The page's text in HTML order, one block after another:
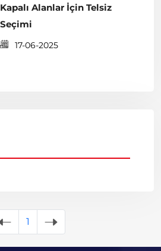
Kapalı Alanlar İçin Telsiz
Seçimi
17-06-2025
1